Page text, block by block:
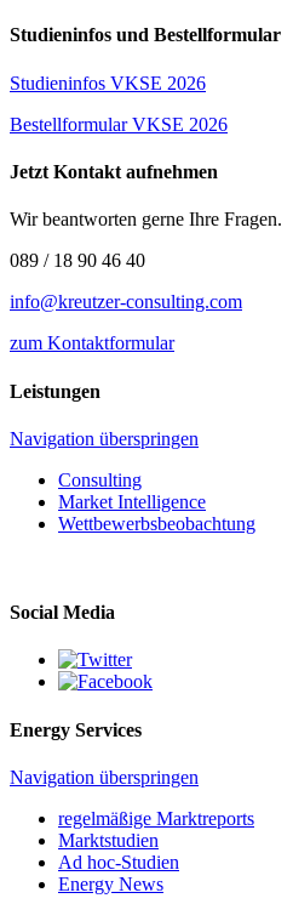
Studieninfos und Bestellformular
Studieninfos VKSE 2026
Bestellformular VKSE 2026
Jetzt Kontakt aufnehmen
Wir beantworten gerne Ihre Fragen.
089 / 18 90 46 40
info@kreutzer-consulting.com
zum Kontaktformular
Leistungen
Navigation überspringen
Consulting
Market Intelligence
Wettbewerbs­beobachtung
Social Media
Energy Services
Navigation überspringen
regelmäßige Marktreports
Marktstudien
Ad hoc-Studien
Energy News